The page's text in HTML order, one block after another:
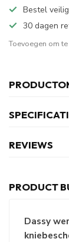
Bestel
30 dagen
Toevoegen om
REVIEWS
PRODUCT
Dassy